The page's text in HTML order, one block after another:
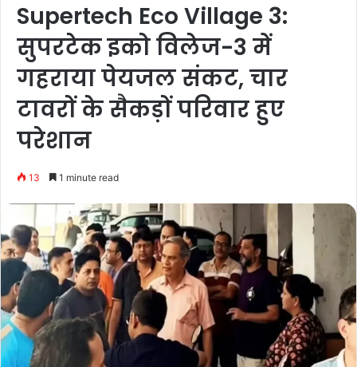
Supertech Eco Village 3:
सुपरटेक इको विलेज-3 में
गहराया पेयजल संकट, चार
टावरों के सैकड़ों परिवार हुए
परेशान
13 1 minute read